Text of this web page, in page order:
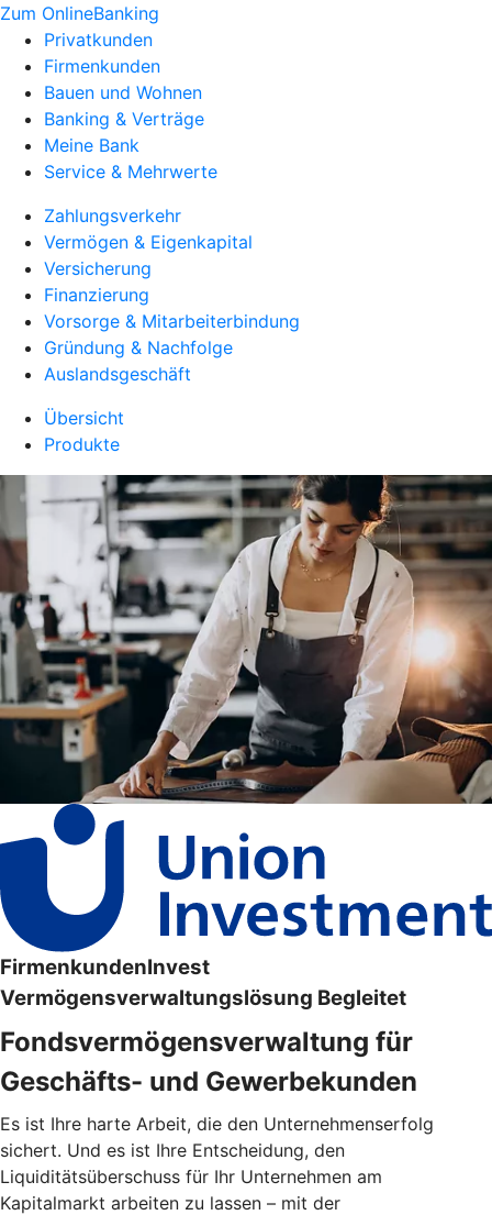
Zum OnlineBanking
Privatkunden
Firmenkunden
Bauen und Wohnen
Banking & Verträge
Meine Bank
Service & Mehrwerte
Zahlungsverkehr
Vermögen & Eigenkapital
Versicherung
Finanzierung
Vorsorge & Mitarbeiterbindung
Gründung & Nachfolge
Auslandsgeschäft
Übersicht
Produkte
FirmenkundenInvest
Vermögensverwaltungslösung Begleitet
Fondsvermögensverwaltung für
Geschäfts- und Gewerbekunden
Es ist Ihre harte Arbeit, die den Unternehmenserfolg
sichert. Und es ist Ihre Entscheidung, den
Liquiditätsüberschuss für Ihr Unternehmen am
Kapitalmarkt arbeiten zu lassen – mit der